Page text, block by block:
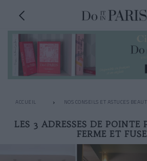
ACCUEIL NOS CONSEILS ET ASTUCES
LES 3 ADRESSES DE POINTE
FERME ET